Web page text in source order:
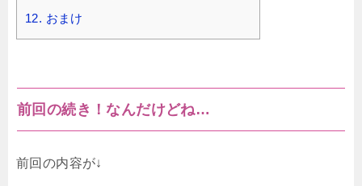
12. おまけ
前回の続き！なんだけどね…
前回の内容が↓